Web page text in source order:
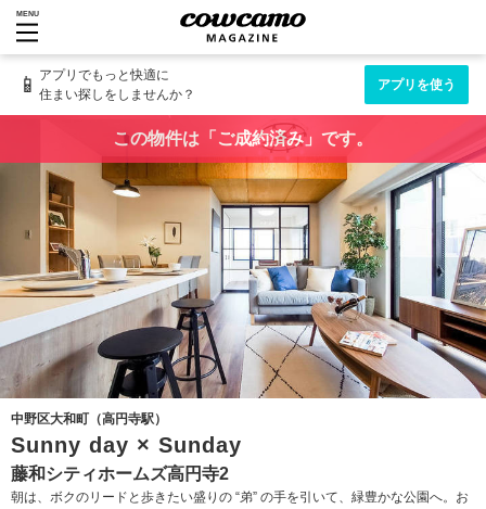
MENU
📱 アプリでもっと快適に
住まい探しをしませんか？
アプリを使う
この物件は「ご成約済み」です。
中野区大和町（高円寺駅）
Sunny day × Sunday
藤和シティホームズ高円寺2
朝は、ボクのリードと歩きたい盛りの “弟” の手を引いて、緑豊かな公園へ。お